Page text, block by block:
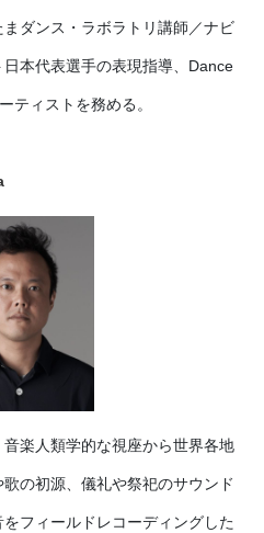
ダンス・ラボラトリ講師／ナビ
本代表選手の表現指導、Dance
ティストを務める。
楽人類学的な視座から世界各地
の初源、儀礼や祭祀のサウンド
フィールドレコーディングした